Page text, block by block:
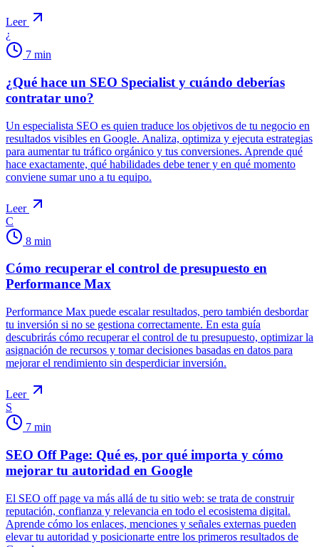
Leer
¿
7 min
¿Qué hace un SEO Specialist y cuándo deberías
contratar uno?
Un especialista SEO es quien traduce los objetivos de tu negocio en
resultados visibles en Google. Analiza, optimiza y ejecuta estrategias
para aumentar tu tráfico orgánico y tus conversiones. Aprende qué
hace exactamente, qué habilidades debe tener y en qué momento
conviene sumar uno a tu equipo.
Leer
C
8 min
Cómo recuperar el control de presupuesto en
Performance Max
Performance Max puede escalar resultados, pero también desbordar
tu inversión si no se gestiona correctamente. En esta guía
descubrirás cómo recuperar el control de tu presupuesto, optimizar la
asignación de recursos y tomar decisiones basadas en datos para
mejorar el rendimiento sin desperdiciar inversión.
Leer
S
7 min
SEO Off Page: Qué es, por qué importa y cómo
mejorar tu autoridad en Google
El SEO off page va más allá de tu sitio web: se trata de construir
reputación, confianza y relevancia en todo el ecosistema digital.
Aprende cómo los enlaces, menciones y señales externas pueden
elevar tu autoridad y posicionarte entre los primeros resultados de